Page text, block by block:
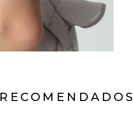
RECOMENDADOS